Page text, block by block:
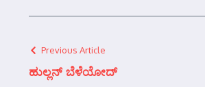
Previous Article
ಹುಲ್ಲನ್ ಬೆಳೆಯೋದ್